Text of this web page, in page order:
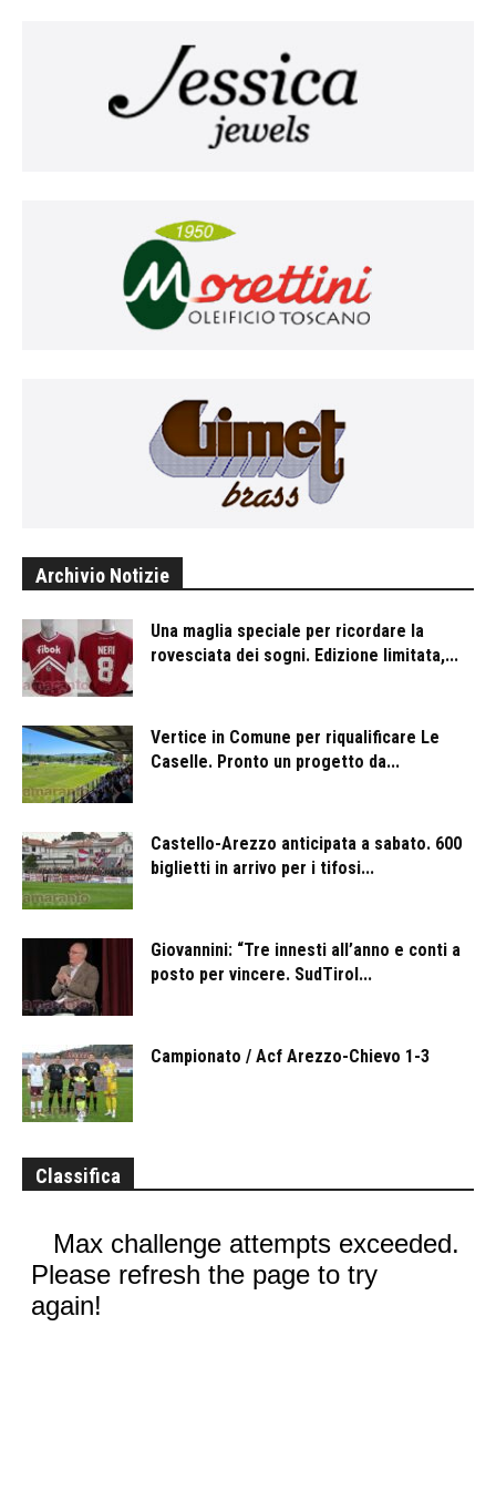
Archivio Notizie
Una maglia speciale per ricordare la
rovesciata dei sogni. Edizione limitata,...
Vertice in Comune per riqualificare Le
Caselle. Pronto un progetto da...
Castello-Arezzo anticipata a sabato. 600
biglietti in arrivo per i tifosi...
Giovannini: “Tre innesti all’anno e conti a
posto per vincere. SudTirol...
Campionato / Acf Arezzo-Chievo 1-3
Classifica